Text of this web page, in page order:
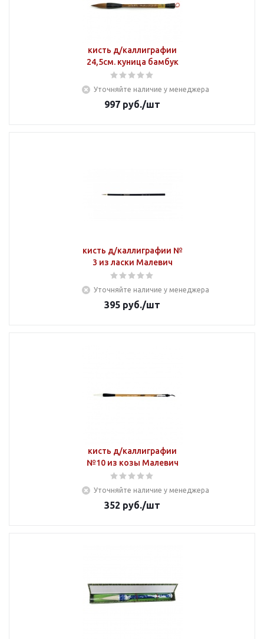
кисть д/каллиграфии
24,5см. куница бамбук
Уточняйте наличие у менеджера
997 руб./шт
кисть д/каллиграфии №
3 из ласки Малевич
Уточняйте наличие у менеджера
395 руб./шт
кисть д/каллиграфии
№10 из козы Малевич
Уточняйте наличие у менеджера
352 руб./шт